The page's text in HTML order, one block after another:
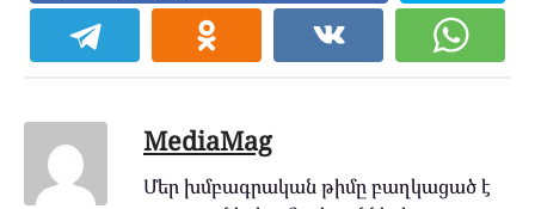
MediaMag
Մեր խմբագրական թիմը բաղկացած է